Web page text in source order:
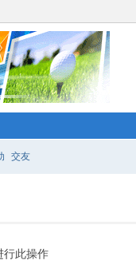
交友
行此操作